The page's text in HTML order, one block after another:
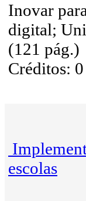
Inovar
digital;
(121 pág.)
Créditos: 0
escolas